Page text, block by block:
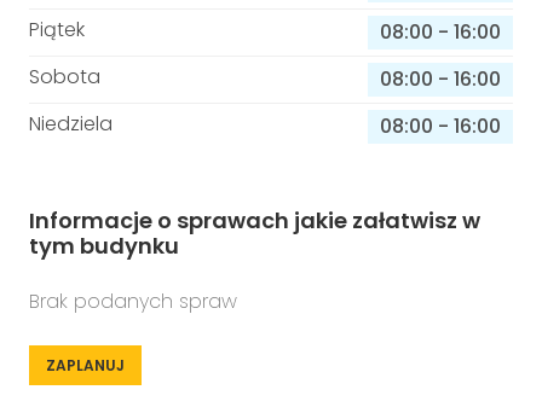
Piątek
08:00 - 16:00
Sobota
08:00 - 16:00
Niedziela
08:00 - 16:00
Informacje o sprawach jakie załatwisz w
tym budynku
Brak podanych spraw
ZAPLANUJ